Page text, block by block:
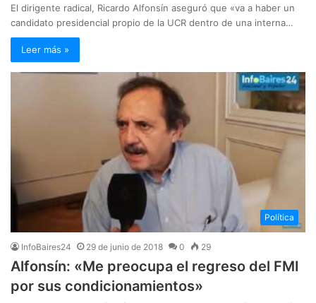
El dirigente radical, Ricardo Alfonsín aseguró que «va a haber un
candidato presidencial propio de la UCR dentro de una interna…
Leer más »
Política
InfoBaires24 29 de junio de 2018 0 29
Alfonsín: «Me preocupa el regreso del FMI
por sus condicionamientos»